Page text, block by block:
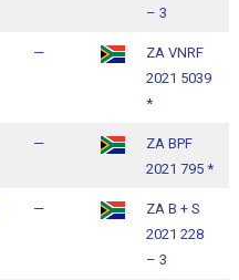
– 3
—
ZA VNRF
2021 5039
*
—
ZA BPF
2021 795 *
—
ZA B + S
2021 228
– 3